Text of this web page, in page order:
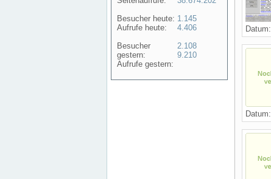
Besucher heute:
Aufrufe heute:
Besucher
gestern:
Aufrufe gestern:
1.145
4.406
2.108
9.210
Datum:
Datum: